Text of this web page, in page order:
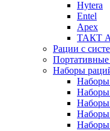
Hytera
Entel
Apex
ТАКТ
Рации с
Наборы
Наборы
Наборы
Наборы
Наборы
Наборы